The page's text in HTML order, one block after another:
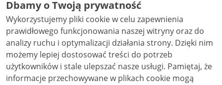
audio i wideo, są udostępniane na licencji typu
Creative Commons: uznanie autorstwa użycie
niekomercyjne - bez utworów zależnych 4.0 (CC BY-
NC-ND 4.0), o ile nie jest to stwierdzone inaczej.
Dbamy o Twoją prywatność
Wykorzystujemy pliki cookie w celu zapewnienia
prawidłowego funkcjonowania naszej witryny oraz do
analizy ruchu i optymalizacji działania strony. Dzięki nim
możemy lepiej dostosować treści do potrzeb
użytkowników i stale ulepszać nasze usługi. Pamiętaj, że
informacje przechowywane w plikach cookie mogą